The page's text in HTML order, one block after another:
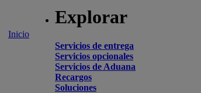
Inicio
Explorar
Servicios de entrega
Servicios opcionales
Servicios de Aduana
Recargos
Soluciones